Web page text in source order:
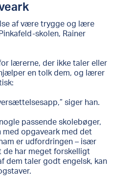
af være trygge og lære
skolen, Rainer
lærerne, der ikke taler eller
en tolk dem, og lærer
siger han.
passende skolebøger,
med opgaveark med det
er udfordringen – især
har meget forskelligt
dem taler godt engelsk, kan